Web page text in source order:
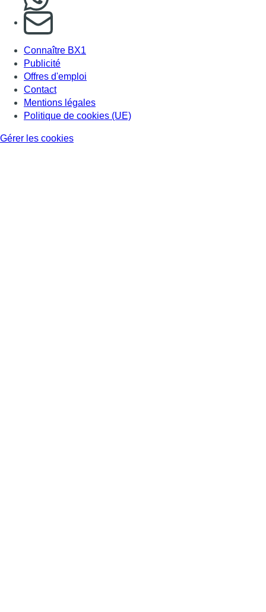
S'abonner à notre newsletter
Connaître BX1
Publicité
Offres d'emploi
Contact
Mentions légales
Politique de cookies (UE)
Gérer les cookies